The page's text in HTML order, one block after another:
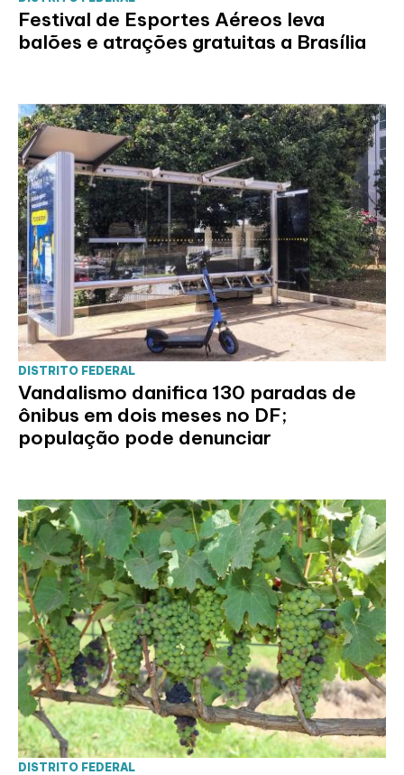
Festival de Esportes Aéreos leva
balões e atrações gratuitas a Brasília
DISTRITO FEDERAL
Vandalismo danifica 130 paradas de
ônibus em dois meses no DF;
população pode denunciar
DISTRITO FEDERAL